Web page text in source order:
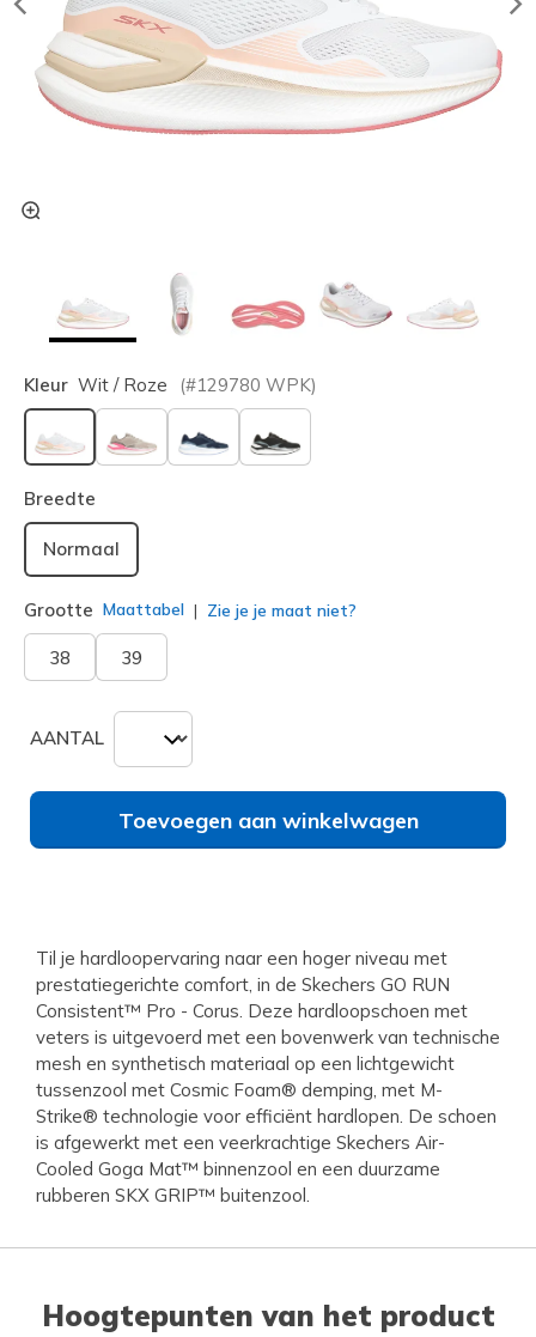
Kleur Wit / Roze (#129780 WPK)
geselecteerd
Breedte
Normaal
Grootte Maattabel Zie je je maat niet?
38 39
AANTAL
Toevoegen aan winkelwagen
Til je hardloopervaring naar een hoger niveau met
prestatiegerichte comfort, in de Skechers GO RUN
Consistent™ Pro - Corus. Deze hardloopschoen met
veters is uitgevoerd met een bovenwerk van technische
mesh en synthetisch materiaal op een lichtgewicht
tussenzool met Cosmic Foam® demping, met M-
Strike® technologie voor efficiënt hardlopen. De schoen
is afgewerkt met een veerkrachtige Skechers Air-
Cooled Goga Mat™ binnenzool en een duurzame
rubberen SKX GRIP™ buitenzool.
Hoogtepunten van het product